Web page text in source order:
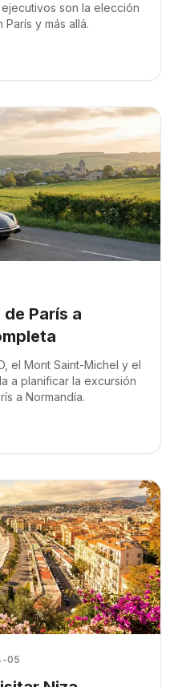
son la elección
y más allá.
París a
el Mont Saint-Michel y el
a planificar la excursión
a Normandía.
05